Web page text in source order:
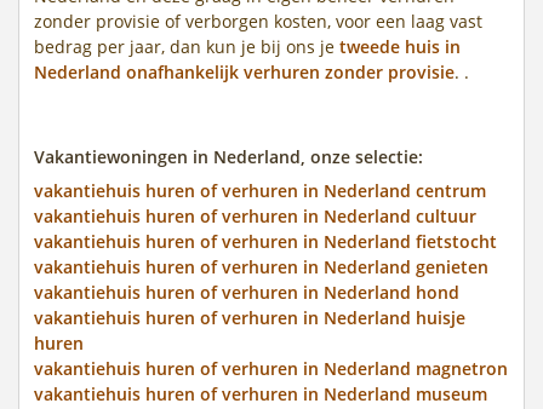
zonder provisie of verborgen kosten, voor een laag vast
bedrag per jaar, dan kun je bij ons je tweede huis in
Nederland onafhankelijk verhuren zonder provisie. .
Vakantiewoningen in Nederland, onze selectie:
vakantiehuis huren of verhuren in Nederland centrum
vakantiehuis huren of verhuren in Nederland cultuur
vakantiehuis huren of verhuren in Nederland fietstocht
vakantiehuis huren of verhuren in Nederland genieten
vakantiehuis huren of verhuren in Nederland hond
vakantiehuis huren of verhuren in Nederland huisje
huren
vakantiehuis huren of verhuren in Nederland magnetron
vakantiehuis huren of verhuren in Nederland museum